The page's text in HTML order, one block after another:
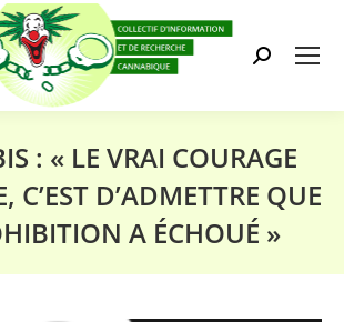
Search:
: « LE VRAI COURAGE
C’EST D’ADMETTRE QUE
A ÉCHOUÉ »